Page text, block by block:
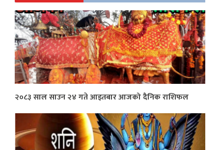
२०८३ साल साउन २४ गते आइतबार आजको दैनिक राशिफल